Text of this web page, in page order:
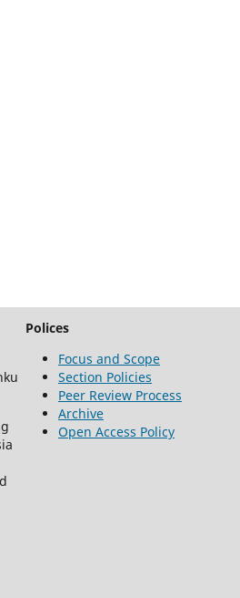
Polices
Focus and Scope
Section Policies
Peer Review Process
Archive
Open Access Policy